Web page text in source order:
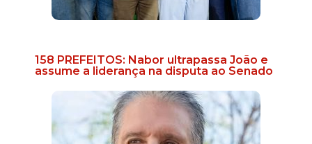
158 PREFEITOS: Nabor ultrapassa João e
assume a liderança na disputa ao Senado